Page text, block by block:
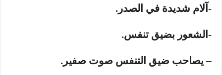
-آلام شديدة في الصدر.
-الشعور بضيق تنفس.
– يصاحب ضيق التنفس صوت صفير.